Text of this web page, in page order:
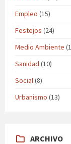
Empleo (15)
Festejos (24)
Medio Ambiente
Sanidad (10)
Social(8)
Urbanismo (13)
ARCHIVO